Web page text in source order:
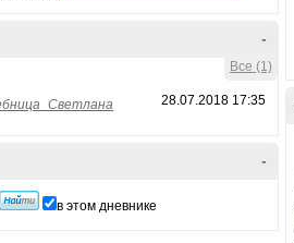
-
Все (1)
28.07.2018 17:35
-
в этом дневнике